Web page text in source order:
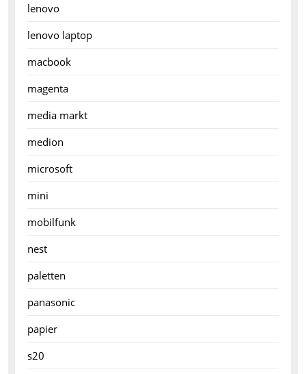
lenovo
lenovo laptop
macbook
magenta
media markt
medion
microsoft
mini
mobilfunk
nest
paletten
panasonic
papier
s20